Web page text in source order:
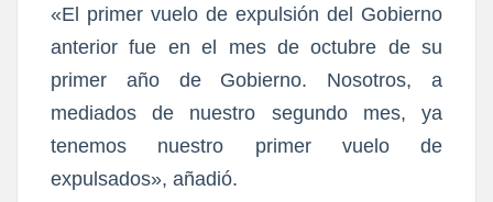
«El primer vuelo de expulsión del Gobierno
anterior fue en el mes de octubre de su
primer año de Gobierno. Nosotros, a
mediados de nuestro segundo mes, ya
tenemos nuestro primer vuelo de
expulsados», añadió.